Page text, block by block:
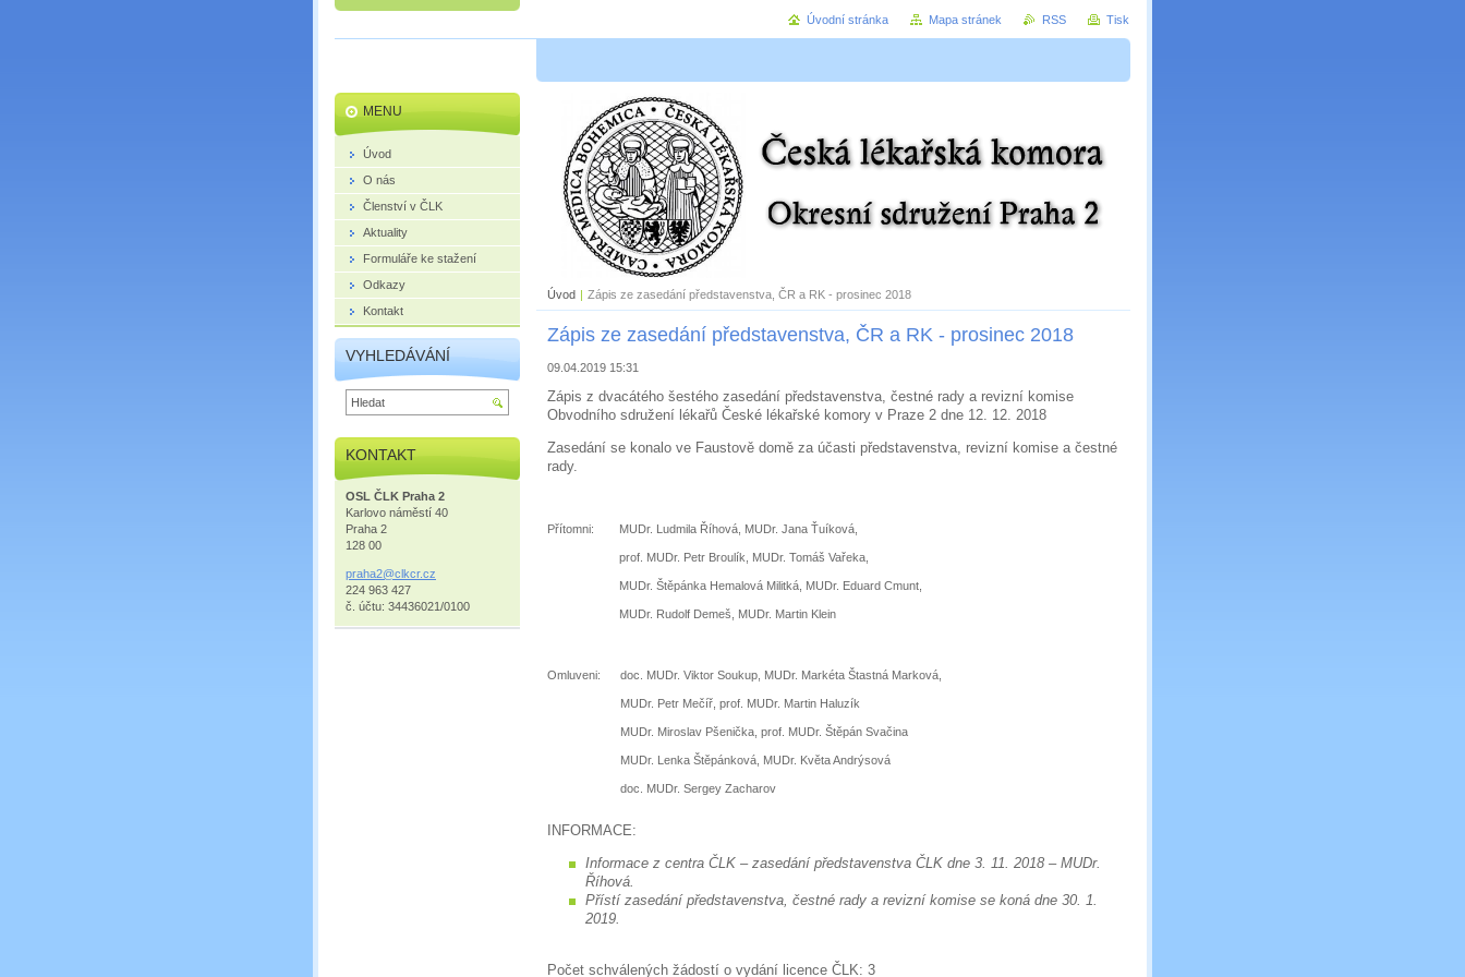
Úvod | Zápis ze zasedání představenstva, ČR a RK - prosinec 2018
Zápis ze zasedání představenstva, ČR a RK - prosinec 2018
09.04.2019 15:31
Zápis z dvacátého šestého zasedání představenstva, čestné rady a revizní komise
Obvodního sdružení lékařů České lékařské komory v Praze 2 dne 12. 12. 2018
Zasedání se konalo ve Faustově domě za účasti představenstva, revizní komise a čestné
rady.
Přítomni: MUDr. Ludmila Říhová, MUDr. Jana Ťuíková,
prof. MUDr. Petr Broulík, MUDr. Tomáš Vařeka,
MUDr. Štěpánka Hemalová Militká, MUDr. Eduard Cmunt,
MUDr. Rudolf Demeš, MUDr. Martin Klein
Omluveni: doc. MUDr. Viktor Soukup, MUDr. Markéta Štastná Marková,
MUDr. Petr Mečíř, prof. MUDr. Martin Haluzík
MUDr. Miroslav Pšenička, prof. MUDr. Štěpán Svačina
MUDr. Lenka Štěpánková, MUDr. Květa Andrýsová
doc. MUDr. Sergey Zacharov
INFORMACE:
Informace z centra ČLK – zasedání představenstva ČLK dne 3. 11. 2018 – MUDr.
Říhová.
Přístí zasedání představenstva, čestné rady a revizní komise se koná dne 30. 1.
2019.
Počet schválených žádostí o vydání licence ČLK: 3
MENU
Úvod
O nás
Členství v ČLK
Aktuality
Formuláře ke stažení
Odkazy
Kontakt
VYHLEDÁVÁNÍ
KONTAKT
OSL ČLK Praha 2
Karlovo náměstí 40
Praha 2
128 00
praha2@clkcr.cz
224 963 427
č. účtu: 34436021/0100
Úvodní stránka Mapa stránek RSS Tisk